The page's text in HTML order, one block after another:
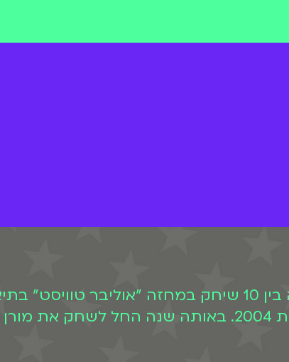
ידין גולדמן התחיל את דרכו מוקדם. כבר כשהיה בין 10
"